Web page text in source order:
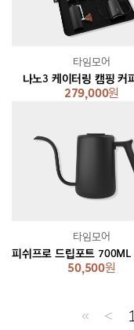
나노3 케이터링 캠핑 커
279,000원
타임모어
50,500원
타임모어
≪ ＜